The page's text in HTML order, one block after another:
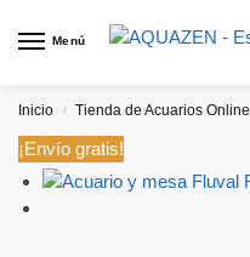
Menú
Inicio / Tienda de Acuarios Online
¡Envío gratis!